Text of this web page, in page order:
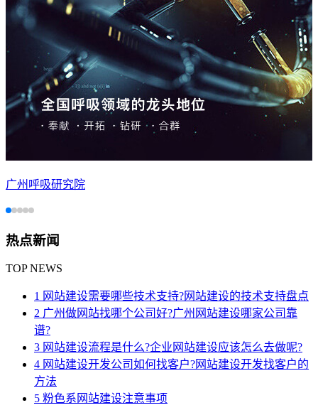
广州呼吸研究院
热点新闻
TOP NEWS
1 网站建设需要哪些技术支持?网站建设的技术支持盘点
2 广州做网站找哪个公司好?广州网站建设哪家公司靠
谱?
3 网站建设流程是什么?企业网站建设应该怎么去做呢?
4 网站建设开发公司如何找客户?网站建设开发找客户的
方法
5 粉色系网站建设注意事项